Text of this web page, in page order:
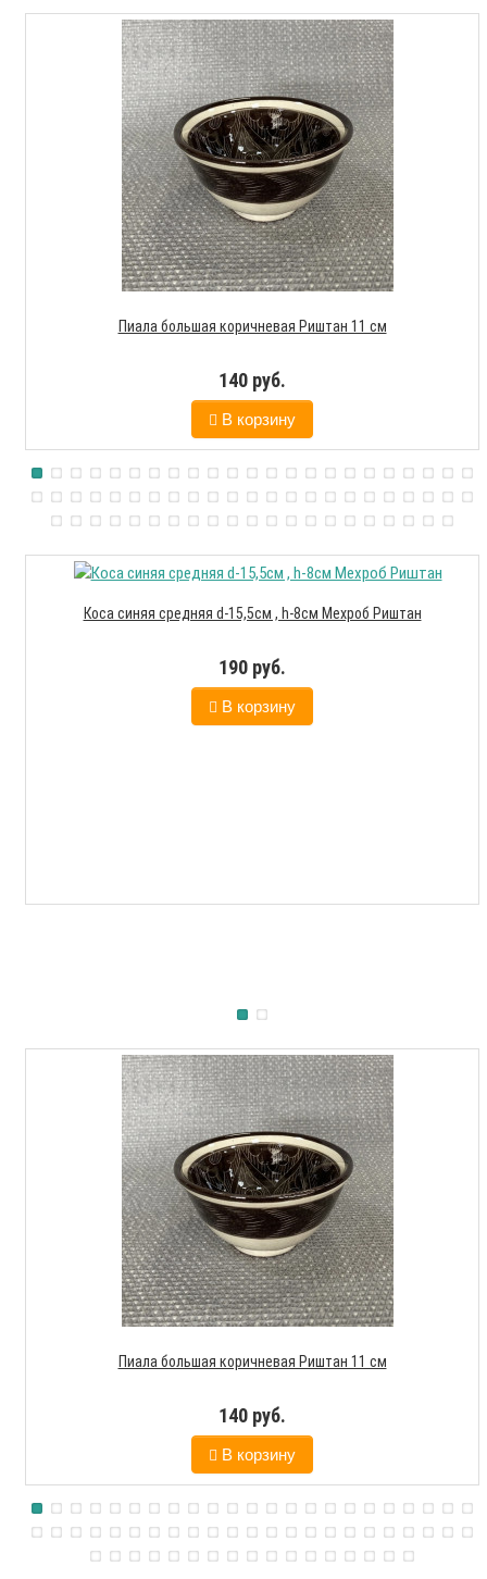
Пиала большая коричневая Риштан 11 см
140 руб.
В корзину
Коса синяя средняя d-15,5см , h-8см Мехроб Риштан
190 руб.
В корзину
Пиала большая коричневая Риштан 11 см
140 руб.
В корзину